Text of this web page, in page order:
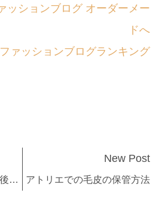
ファッションブログランキング
チンチラのクリーニング後のリフォーム
New Post
アトリエでの毛皮の保管方法